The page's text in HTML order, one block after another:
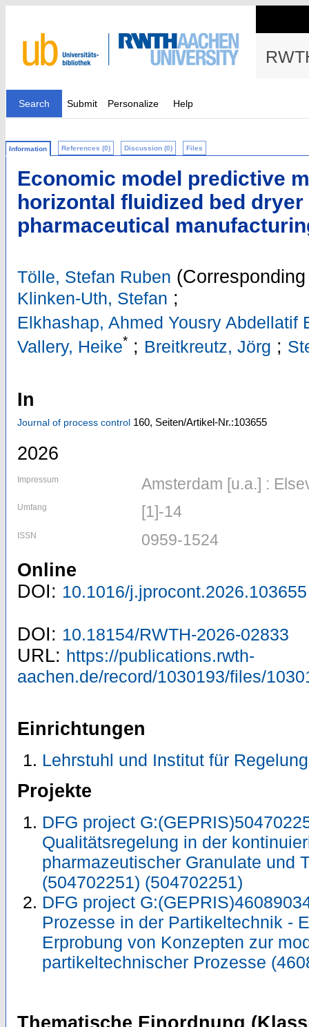
Search Submit Personalize Help
Information References (0) Discussion (0) Files
Economic model predictive
horizontal fluidized bed
pharmaceutical
Tölle, Stefan Ruben
Klinken-Uth, Stefan ;
Elkhashap, Ahmed Yousry Abdellatif
Vallery, Heike* ; Breitkreutz, Jörg ;
In
Journal of process control 160, Seiten/Artikel-Nr.:103655
2026
Impressum Amsterdam [u.a.] :
Umfang [1]-14
ISSN 0959-1524
Online
DOI: 10.1016/j.jprocont.2026.103655
DOI: 10.18154/RWTH-2026-02833
URL: https://publications.rwth-
aachen.de/record/1030193/files/
Einrichtungen
Lehrstuhl und Institut für
Projekte
DFG project
Qualitätsregelung in der
pharmazeutischer Granulate und
(504702251) (504702251)
DFG project
Prozesse in der Partikeltechnik -
Erprobung von Konzepten zur
partikeltechnischer Prozesse